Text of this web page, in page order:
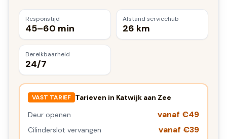
Responstijd
45–60 min
Afstand servicehub
26 km
Bereikbaarheid
24/7
VAST TARIEF Tarieven in Katwijk aan Zee
Deur openen
vanaf €49
Cilinderslot vervangen vanaf €39